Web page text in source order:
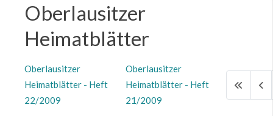
Oberlausitzer
Heimatblätter
Oberlausitzer
Heimatblätter - Heft
22/2009
Oberlausitzer
Heimatblätter - Heft
21/2009